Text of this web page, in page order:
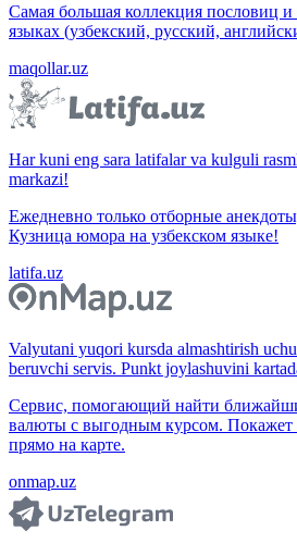
Самая большая коллекция пословиц и
языках (узбекский, русский,
maqollar.uz
Har kuni eng sara latifalar va kulguli
markazi!
Ежедневно только отборные
Кузница юмора на узбекском языке!
latifa.uz
Valyutani yuqori kursda almashtirish
beruvchi servis. Punkt joylashuvini
Сервис, помогающий найти
валюты с выгодным курсом. Покажет
прямо на карте.
onmap.uz